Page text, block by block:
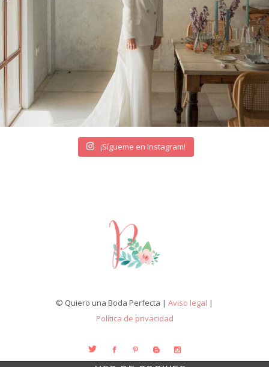
¡Sígueme en Instagram!
© Quiero una Boda Perfecta | Aviso legal |
Política de privacidad